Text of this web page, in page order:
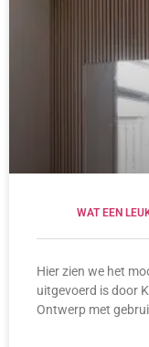
WAT EEN
Hier zien we het
uitgevoerd is door
Ontwerp met